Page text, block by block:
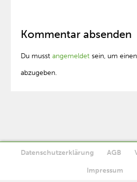
Kommentar absenden
Du musstangemeldet sein, um
abzugeben.
Datenschutzerklärung AGB
Impressum